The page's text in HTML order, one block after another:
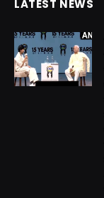
LATEST NEWS